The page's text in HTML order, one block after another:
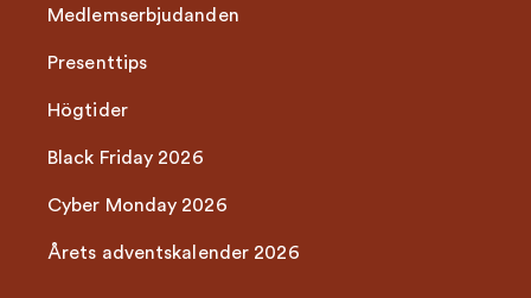
Medlemserbjudanden
Presenttips
Högtider
Black Friday 2026
Cyber Monday 2026
Årets adventskalender 2026